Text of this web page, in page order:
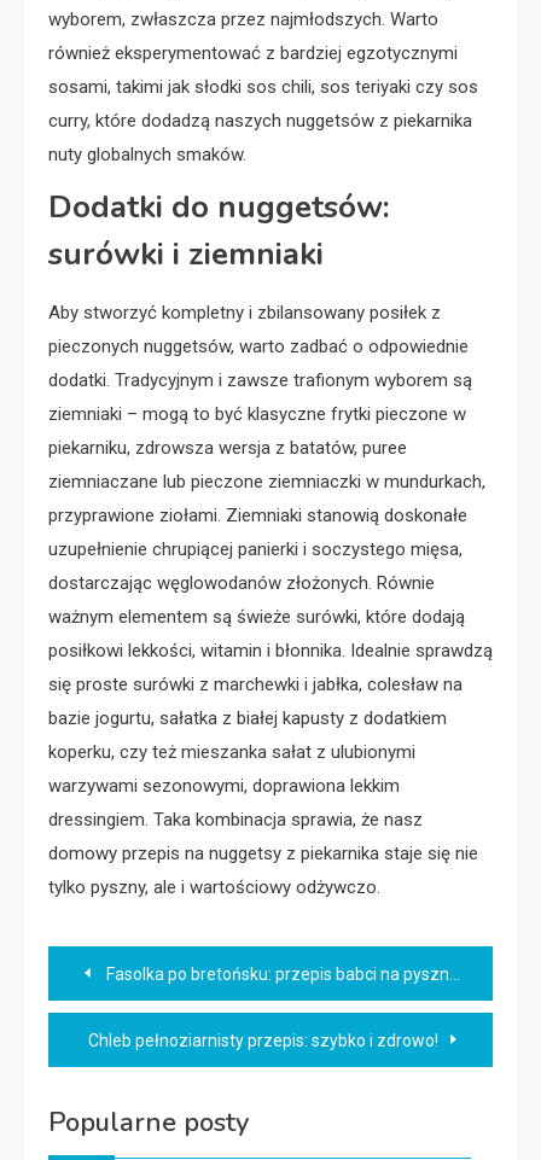
wyborem, zwłaszcza przez najmłodszych. Warto
również eksperymentować z bardziej egzotycznymi
sosami, takimi jak słodki sos chili, sos teriyaki czy sos
curry, które dodadzą naszych nuggetsów z piekarnika
nuty globalnych smaków.
Dodatki do nuggetsów:
surówki i ziemniaki
Aby stworzyć kompletny i zbilansowany posiłek z
pieczonych nuggetsów, warto zadbać o odpowiednie
dodatki. Tradycyjnym i zawsze trafionym wyborem są
ziemniaki – mogą to być klasyczne frytki pieczone w
piekarniku, zdrowsza wersja z batatów, puree
ziemniaczane lub pieczone ziemniaczki w mundurkach,
przyprawione ziołami. Ziemniaki stanowią doskonałe
uzupełnienie chrupiącej panierki i soczystego mięsa,
dostarczając węglowodanów złożonych. Równie
ważnym elementem są świeże surówki, które dodają
posiłkowi lekkości, witamin i błonnika. Idealnie sprawdzą
się proste surówki z marchewki i jabłka, colesław na
bazie jogurtu, sałatka z białej kapusty z dodatkiem
koperku, czy też mieszanka sałat z ulubionymi
warzywami sezonowymi, doprawiona lekkim
dressingiem. Taka kombinacja sprawia, że nasz
domowy przepis na nuggetsy z piekarnika staje się nie
tylko pyszny, ale i wartościowy odżywczo.
Nawigacja
wpisu
Fasolka po bretońsku: przepis babci na pyszny obiad!
Chleb pełnoziarnisty przepis: szybko i zdrowo!
Popularne posty